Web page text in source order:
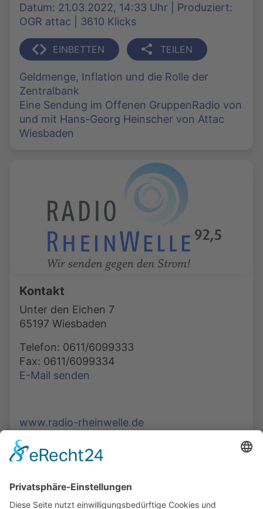
Datum: 21.03.2022, 14:33 Uhr | Produziert:
OGR attac | 3610 Klicks
EINBETTEN TEILEN
Geldmenge, Inflation und die Rolle der
Zentralbank
Eine Sendung im Offenen GruppenRadio von
und mit Hans-Georg Heinscher von Attac
Wiesbaden
Kontakt
Unter den Eichen 7
65197 Wiesbaden
Telefon: 0611/6099333
Fax: 0611/6099334
E-Mail senden
www.radio-rheinwelle.de
Die Mediathek Hessen bietet vielfältige Videos,